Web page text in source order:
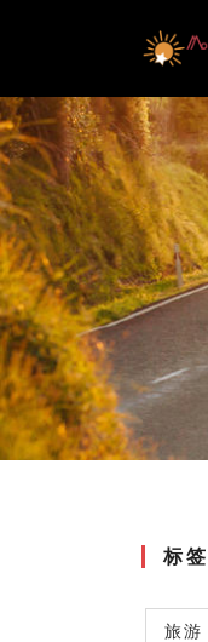
标签
旅游